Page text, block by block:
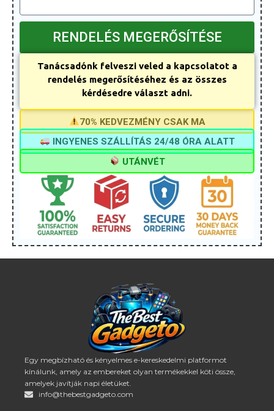
RENDELÉS MEGERŐSÍTÉSE
Tanácsadónk felveszi veled a kapcsolatot a
rendelés megerősítéséhez és az összes
kérdésedre választ adni.
70% KEDVEZMÉNY CSAK MA
INGYENES SZÁLLÍTÁS 24/48 ÓRA ALATT
UTÁNVÉT
Egy megbízható és kényelmes e-kereskedelmi platformot
kínálunk, amely az embereket olyan termékekkel köti össze,
amelyek javítják napi életüket.
info@thebestgadgeto.com